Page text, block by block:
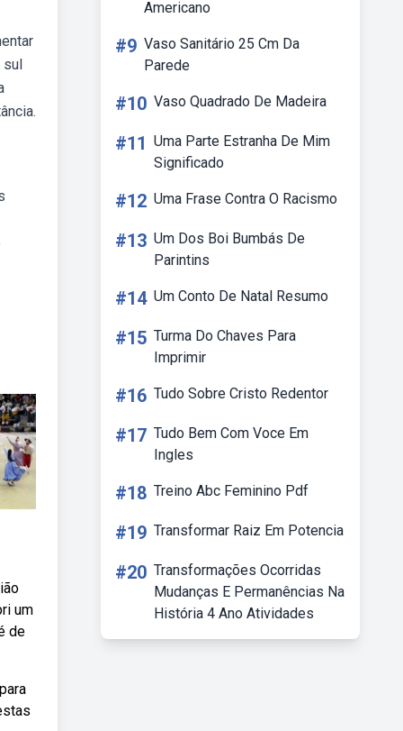
sul
um
de
Americano
#9 Vaso Sanitário 25 Cm Da
Parede
#10 Vaso Quadrado De Madeira
#11 Uma Parte Estranha De Mim
Significado
#12 Uma Frase Contra O Racismo
#13 Um Dos Boi Bumbás De
Parintins
#14 Um Conto De Natal Resumo
#15 Turma Do Chaves Para
Imprimir
#16 Tudo Sobre Cristo Redentor
#17 Tudo Bem Com Voce Em
Ingles
#18 Treino Abc Feminino Pdf
#19 Transformar Raiz Em Potencia
#20 Transformações Ocorridas
Mudanças E Permanências Na
História 4 Ano Atividades